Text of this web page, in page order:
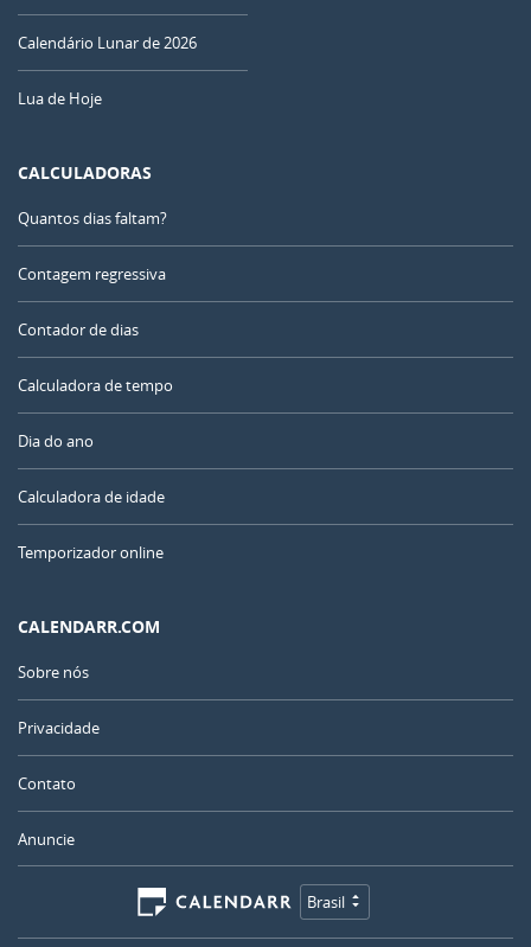
Calendário Lunar de 2026
Lua de Hoje
CALCULADORAS
Quantos dias faltam?
Contagem regressiva
Contador de dias
Calculadora de tempo
Dia do ano
Calculadora de idade
Temporizador online
CALENDARR.COM
Sobre nós
Privacidade
Contato
Anuncie
Brasil